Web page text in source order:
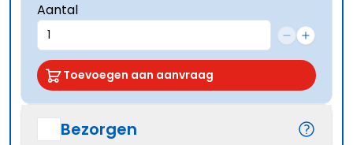
Aantal
Toevoegen aan aanvraag
Bezorgen